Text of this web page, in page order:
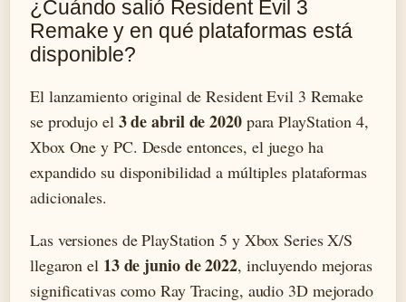
¿Cuándo salió Resident Evil 3
Remake y en qué plataformas está
disponible?
El lanzamiento original de Resident Evil 3 Remake
se produjo el 3 de abril de 2020para PlayStation 4,
Xbox One y PC. Desde entonces, el juego ha
expandido su disponibilidad a múltiples plataformas
adicionales.
Las versiones de PlayStation 5 y Xbox Series X/S
llegaron el 13 de junio de 2022, incluyendo mejoras
significativas como Ray Tracing, audio 3D mejorado